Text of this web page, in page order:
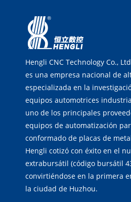
Hengli CNC Technology Co.,
es una empresa nacional de
especializada en la
equipos automotrices
uno de los principales
equipos de automatización
conformado de placas de
Hengli cotizó con éxito en el
extrabursátil (código bursátil
convirtiéndose en la primera
la ciudad de Huzhou.